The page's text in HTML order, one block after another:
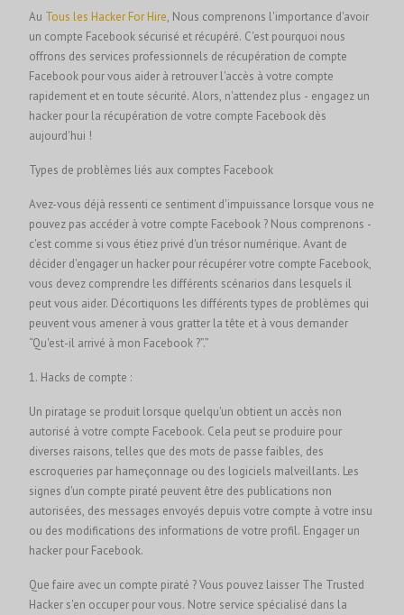
Au Tous les Hacker For Hire, Nous comprenons l'importance d'avoir
un compte Facebook sécurisé et récupéré. C'est pourquoi nous
offrons des services professionnels de récupération de compte
Facebook pour vous aider à retrouver l'accès à votre compte
rapidement et en toute sécurité. Alors, n'attendez plus - engagez un
hacker pour la récupération de votre compte Facebook dès
aujourd'hui !
Types de problèmes liés aux comptes Facebook
Avez-vous déjà ressenti ce sentiment d'impuissance lorsque vous ne
pouvez pas accéder à votre compte Facebook ? Nous comprenons -
c'est comme si vous étiez privé d'un trésor numérique. Avant de
décider d'engager un hacker pour récupérer votre compte Facebook,
vous devez comprendre les différents scénarios dans lesquels il
peut vous aider. Décortiquons les différents types de problèmes qui
peuvent vous amener à vous gratter la tête et à vous demander
“Qu'est-il arrivé à mon Facebook ?”.”
1. Hacks de compte :
Un piratage se produit lorsque quelqu'un obtient un accès non
autorisé à votre compte Facebook. Cela peut se produire pour
diverses raisons, telles que des mots de passe faibles, des
escroqueries par hameçonnage ou des logiciels malveillants. Les
signes d'un compte piraté peuvent être des publications non
autorisées, des messages envoyés depuis votre compte à votre insu
ou des modifications des informations de votre profil. Engager un
hacker pour Facebook.
Que faire avec un compte piraté ? Vous pouvez laisser The Trusted
Hacker s'en occuper pour vous. Notre service spécialisé dans la